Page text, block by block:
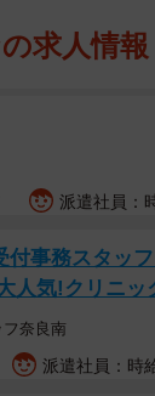
5万円以上10万
の希望を尊重
アが、全国の
ットで実施し
は5万円以
求人情報
派遣社員：
付事務スタッ
人気!クリニッ
奈良南
派遣社員：時